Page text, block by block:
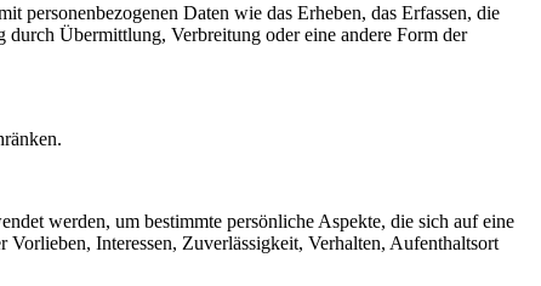
personenbezogenen Daten wie das Erheben, das Erfassen, die
Übermittlung, Verbreitung oder eine andere Form der
werden, um bestimmte persönliche Aspekte, die sich auf eine
Interessen, Zuverlässigkeit, Verhalten, Aufenthaltsort